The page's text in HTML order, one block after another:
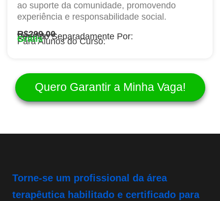
ao suporte da comunidade, promovendo
experiência e responsabilidade social.
Vendido Separadamente Por:
R$299,00
Para Alunos do Curso:
Grátis
Quero Garantir a Minha Vaga!
Torne-se um profissional da área
terapêutica habilitado e certificado para